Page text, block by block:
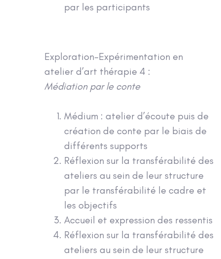
par les participants
Exploration-Expérimentation en
atelier d’art thérapie 4 :
Médiation par le conte
Médium : atelier d’écoute puis de
création de conte par le biais de
différents supports
Réflexion sur la transférabilité des
ateliers au sein de leur structure
par le transférabilité le cadre et
les objectifs
Accueil et expression des ressentis
Réflexion sur la transférabilité des
ateliers au sein de leur structure